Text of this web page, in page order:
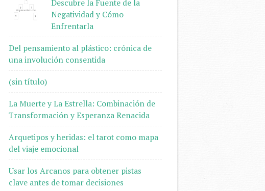
Descubre la Fuente de la
Negatividad y Cómo
Enfrentarla
Del pensamiento al plástico: crónica de
una involución consentida
(sin título)
La Muerte y La Estrella: Combinación de
Transformación y Esperanza Renacida
Arquetipos y heridas: el tarot como mapa
del viaje emocional
Usar los Arcanos para obtener pistas
clave antes de tomar decisiones